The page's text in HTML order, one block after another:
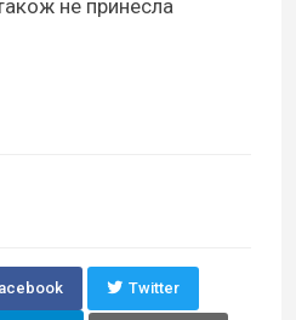
не принесла
Twitter